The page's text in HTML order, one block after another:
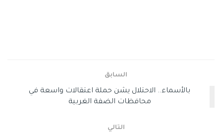
السابق
بالأسماء.. الاحتلال يشن حملة اعتقالات واسعة في
محافظات الضفة الغربية
التالي